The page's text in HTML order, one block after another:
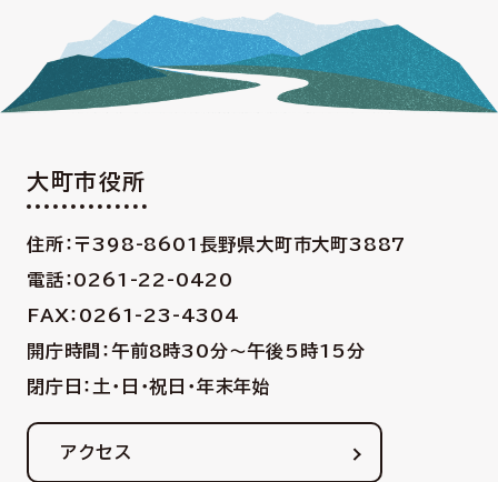
大町市役所
住所：〒398-8601 長野県大町市大町3887
電話：0261-22-0420
FAX：0261-23-4304
開庁時間：午前8時30分〜午後5時15分
閉庁日：土・日・祝日・年末年始
アクセス